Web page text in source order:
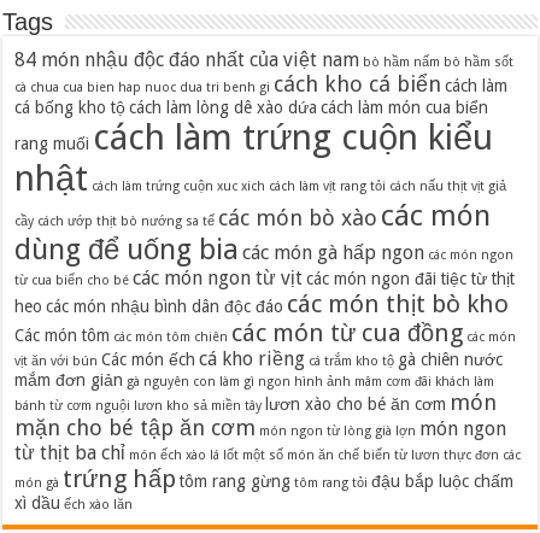
Tags
84 món nhậu độc đáo nhất của việt nam bò hầm nấm bò hầm sốt
cà chua cua bien hap nuoc dua tri benh gi cách kho cá biển cách làm
cá bống kho tộ cách làm lòng dê xào dứa cách làm món cua biển
rang muối cách làm trứng cuộn kiểu
nhật cách làm trứng cuộn xuc xich cách làm vịt rang tỏi cách nấu thịt vịt giả
cầy cách ướp thịt bò nướng sa tế các món bò xào các món
dùng để uống bia các món gà hấp ngon các món ngon
từ cua biển cho bé các món ngon từ vịt các món ngon đãi tiệc từ thịt
heo các món nhậu bình dân độc đáo các món thịt bò kho
Các món tôm các món tôm chiên các món từ cua đồng các món
vịt ăn với bún Các món ếch cá kho riềng cá trắm kho tộ gà chiên nước
mắm đơn giản gà nguyên con làm gì ngon hình ảnh mâm cơm đãi khách làm
bánh từ cơm nguội lươn kho sả miền tây lươn xào cho bé ăn cơm món
mặn cho bé tập ăn cơm món ngon từ lòng già lợn món ngon
từ thịt ba chỉ món ếch xào lá lốt một số món ăn chế biến từ lươn thực đơn các
món gà trứng hấp tôm rang gừng tôm rang tỏi đậu bắp luộc chấm
xì dầu ếch xào lăn